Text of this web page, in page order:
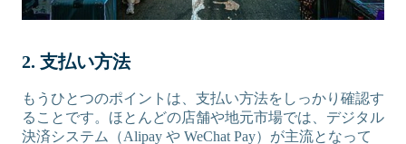
2. 支払い方法
もうひとつのポイントは、支払い方法をしっかり確認す
ることです。ほとんどの店舗や地元市場では、デジタル
決済システム（Alipay や WeChat Pay）が主流となって